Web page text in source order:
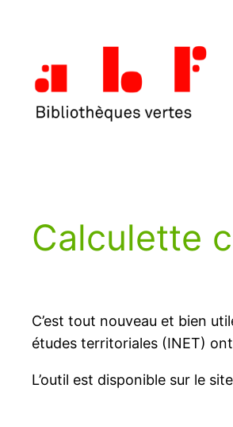
contenu
Calculette
C’est tout nouveau et bien
études territoriales (INET)
L’outil est disponible sur le